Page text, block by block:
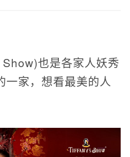
也是各家人妖秀
一家，想看最美的人